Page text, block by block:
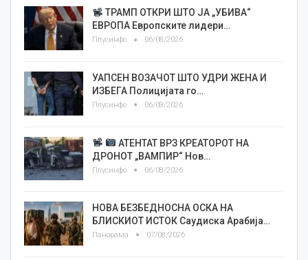
ТРАМП ОТКРИ ШТО ЈА „УБИВА“
ЕВРОПА Европските лидери…
Плусинфо 06/08/2026
УАПСЕН ВОЗАЧОТ ШТО УДРИ ЖЕНА И
ИЗБЕГА Полицијата го…
Плусинфо 06/08/2026
АТЕНТАТ ВРЗ КРЕАТОРОТ НА
ДРОНОТ „ВАМПИР“ Нов…
Плусинфо 06/08/2026
НОВА БЕЗБЕДНОСНА ОСКА НА
БЛИСКИОТ ИСТОК Саудиска Арабија…
Панорама 07/08/2026